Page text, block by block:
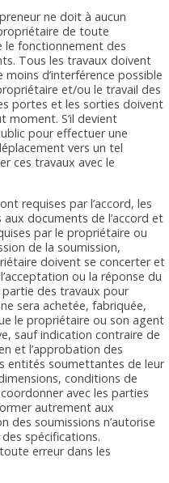
ne doit à aucun
de toute
fonctionnement des
Tous les travaux doivent
d’interférence possible
et/ou le travail des
portes et les sorties doivent
S’il devient
pour effectuer une
vers un tel
ces travaux avec le
requises par l’accord, les
documents de l’accord et
par le propriétaire ou
de la soumission,
doivent se concerter et
ou la réponse du
des travaux pour
sera achetée, fabriquée,
le propriétaire ou son agent
sauf indication contraire de
et l’approbation des
entités soumettantes de leur
conditions de
avec les parties
autrement aux
des soumissions n’autorise
spécifications.
erreur dans les